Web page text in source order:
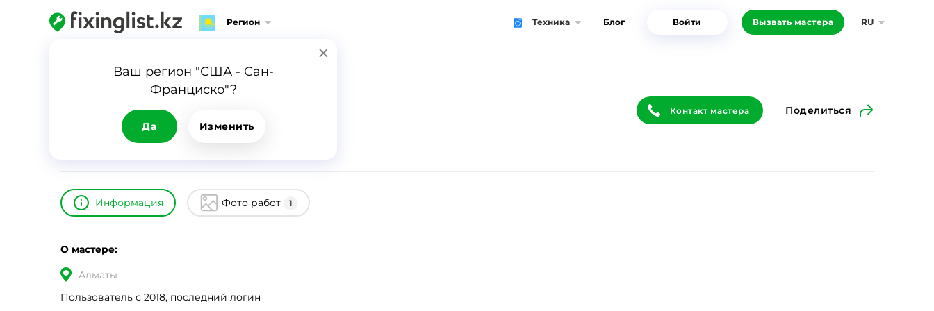
Регион Техника Блог Войти Вызвать мастера RU
Ваш регион "США - Сан-
Франциско"?
Да Изменить
Мастер
Контакт мастера Поделиться
Информация Фото работ 1
О мастере:
Алматы
Пользователь с 2018, последний логин